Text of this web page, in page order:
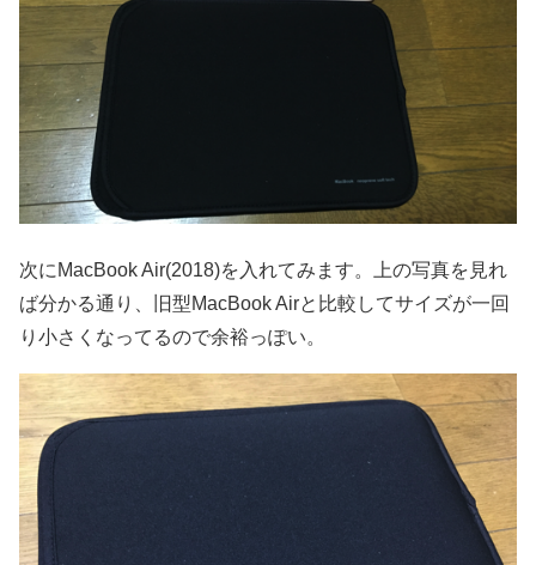
次にMacBook Air(2018)を入れてみます。上の写真を見れ
ば分かる通り、旧型MacBook Airと比較してサイズが一回
り小さくなってるので余裕っぽい。